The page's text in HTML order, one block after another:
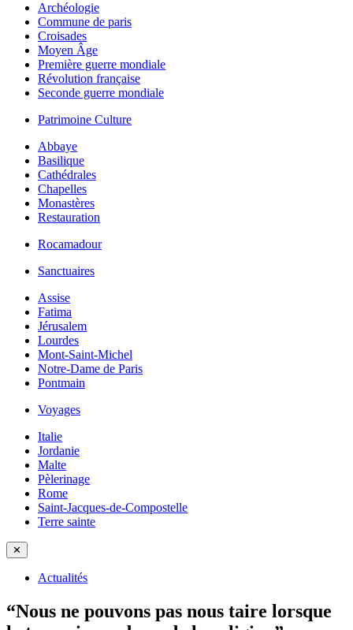
Archéologie
Commune de paris
Croisades
Moyen Âge
Première guerre mondiale
Révolution française
Seconde guerre mondiale
Patrimoine Culture
Abbaye
Basilique
Cathédrales
Chapelles
Monastères
Restauration
Rocamadour
Sanctuaires
Assise
Fatima
Jérusalem
Lourdes
Mont-Saint-Michel
Notre-Dame de Paris
Pontmain
Voyages
Italie
Jordanie
Malte
Pèlerinage
Rome
Saint-Jacques-de-Compostelle
Terre sainte
✕
Actualités
“Nous ne pouvons pas nous taire lorsque